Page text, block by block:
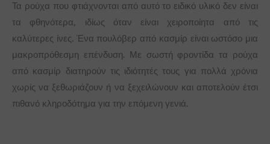
Τα ρούχα που φτιάχνονται από αυτό το ειδικό υλικό δεν είναι
τα φθηνότερα, ιδίως όταν είναι χειροποίητα από τις
καλύτερες ίνες. Ένα πουλόβερ από κασμίρ είναι ωστόσο μια
μακροπρόθεσμη επένδυση. Με σωστή φροντίδα τα ρούχα
από κασμίρ διατηρούν τις ιδιότητές τους για πολλά χρόνια
χωρίς να ξεθωριάζουν ή να ξεχειλώνουν και αποτελούν έτσι
πιθανό κληροδότημα για την επόμενη γενιά.